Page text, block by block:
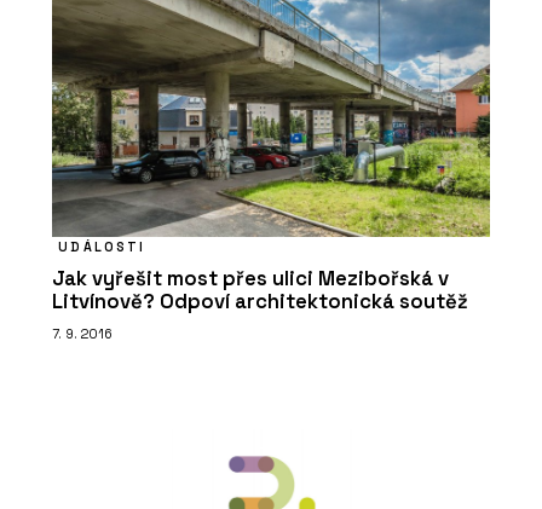
UDÁLOSTI
Jak vyřešit most přes ulici Mezibořská v
Litvínově? Odpoví architektonická soutěž
7. 9. 2016